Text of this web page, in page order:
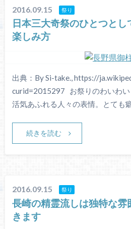
2016.09.15 祭り
日本三大奇祭のひとつと
楽しみ方
出典：By Si-take., https://
curid=2015297 お祭りのわいわい
活気あふれる人々の表情。とても
続きを読む
2016.09.15 祭り
長崎の精霊流しは独特な
きます